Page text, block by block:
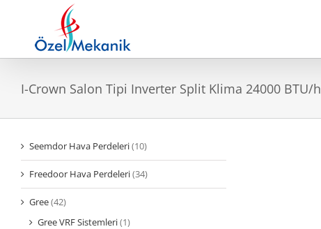
I-Crown Salon Tipi Inverter Split Klima 24000 BTU/h
Seemdor Hava Perdeleri(10)
Freedoor Hava Perdeleri(34)
Gree(42)
Gree VRF Sistemleri(1)